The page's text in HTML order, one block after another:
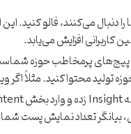
دنبال می‌کنند، فالو
افزایش می‌یابد.
پیج‌های پرمخاطب حوزه
محتوا کنید. مثلاً اگر
تعداد نمایش پست